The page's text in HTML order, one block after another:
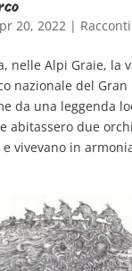
20, 2022|
nelle Alpi Graie, la
nazionale del Gran
da una leggenda
abitassero due
vivevano in